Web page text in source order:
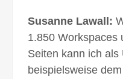
Susanne Lawall:
1.850 Workspaces
Seiten kann ich als
beispielsweise